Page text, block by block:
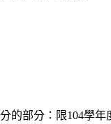
的部分：限104學年